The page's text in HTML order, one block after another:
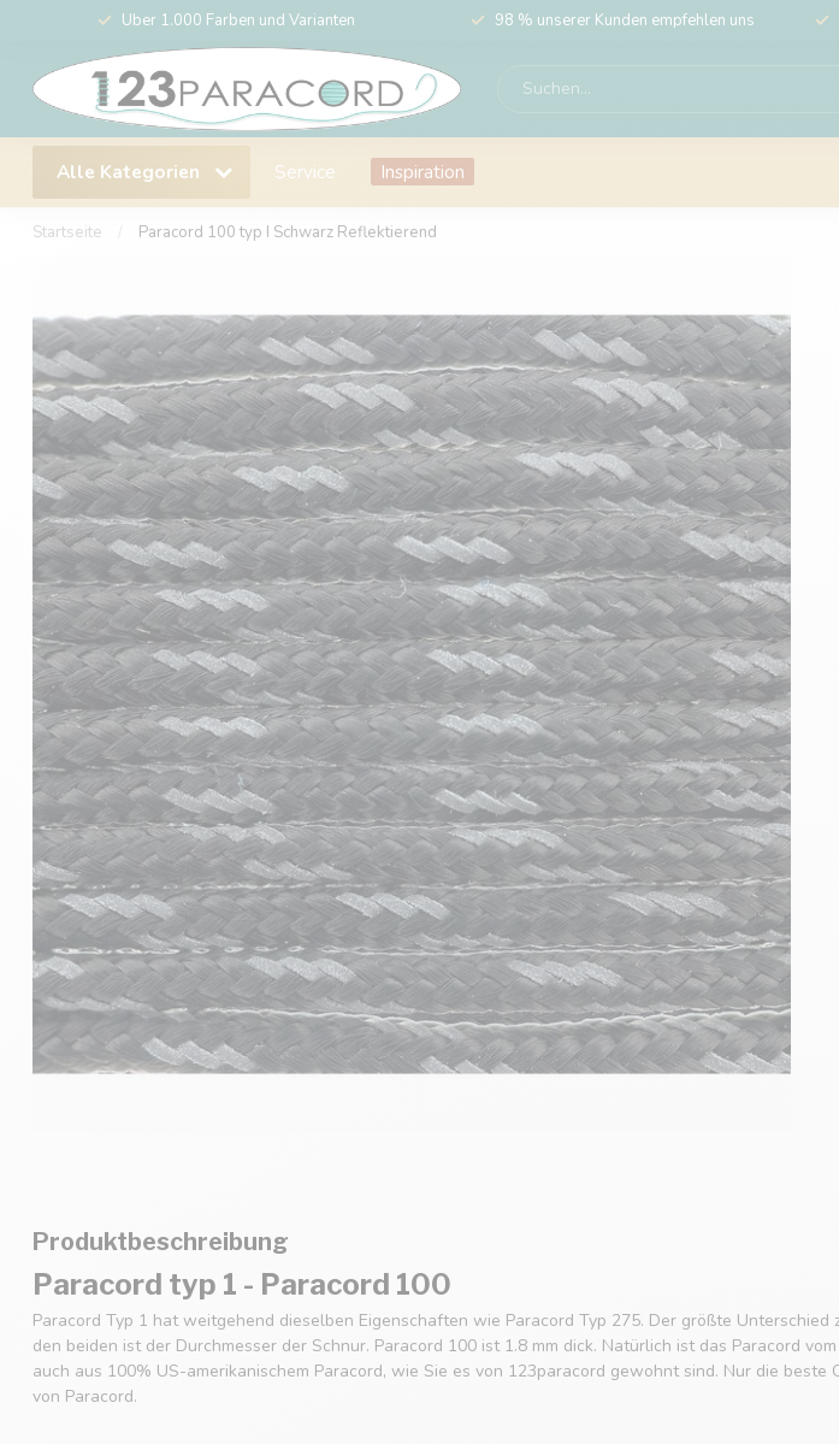
Über 1.000 Farben und Varianten 98 % unserer Kunden empfehlen uns
Alle Kategorien Service Inspiration
Startseite Paracord 100 typ I Schwarz Reflektierend
Produktbeschreibung
Paracord typ 1 - Paracord 100
Paracord Typ 1 hat weitgehend dieselben Eigenschaften wie Paracord Typ 275. Der größte Unterschied
den beiden ist der Durchmesser der Schnur. Paracord 100 ist 1.8 mm dick. Natürlich ist das Paracord
auch aus 100% US-amerikanischem Paracord, wie Sie es von 123paracord gewohnt sind. Nur die beste
von Paracord.